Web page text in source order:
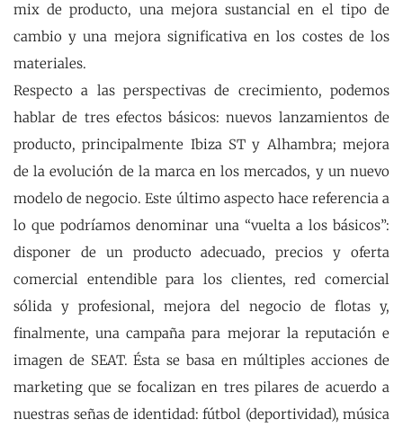
mix de producto, una mejora sustancial en el tipo de
cambio y una mejora significativa en los costes de los
materiales.
Respecto a las perspectivas de crecimiento, podemos
hablar de tres efectos básicos: nuevos lanzamientos de
producto, principalmente Ibiza ST y Alhambra; mejora
de la evolución de la marca en los mercados, y un nuevo
modelo de negocio. Este último aspecto hace referencia a
lo que podríamos denominar una “vuelta a los básicos”:
disponer de un producto adecuado, precios y oferta
comercial entendible para los clientes, red comercial
sólida y profesional, mejora del negocio de flotas y,
finalmente, una campaña para mejorar la reputación e
imagen de SEAT. Ésta se basa en múltiples acciones de
marketing que se focalizan en tres pilares de acuerdo a
nuestras señas de identidad: fútbol (deportividad), música